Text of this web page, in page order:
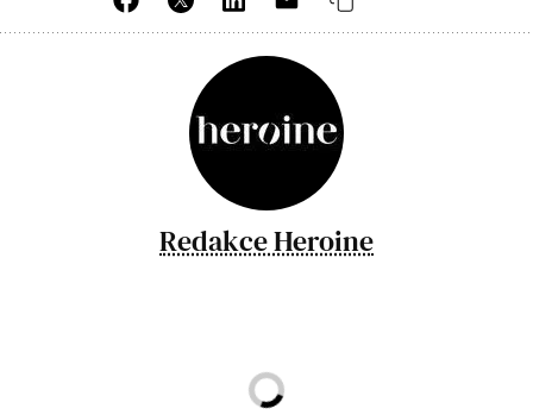
Redakce Heroine